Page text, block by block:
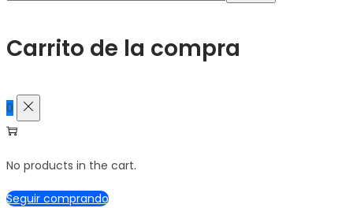
Carrito de la compra
0
No products in the cart.
Seguir comprando